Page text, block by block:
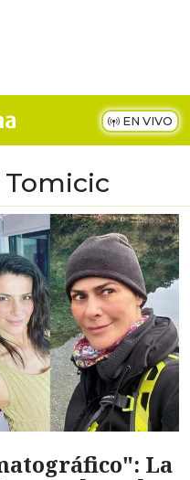
EN VIVO
La